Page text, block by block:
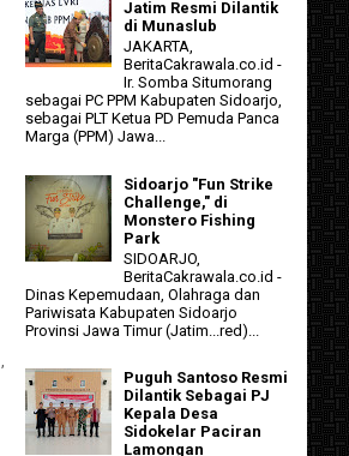
Jatim Resmi Dilantik
di Munaslub
JAKARTA,
BeritaCakrawala.co.id -
Ir. Somba Situmorang
sebagai PC PPM Kabupaten Sidoarjo,
sebagai PLT Ketua PD Pemuda Panca
Marga (PPM) Jawa...
Sidoarjo "Fun Strike
Challenge," di
Monstero Fishing
Park
SIDOARJO,
BeritaCakrawala.co.id -
Dinas Kepemudaan, Olahraga dan
Pariwisata Kabupaten Sidoarjo
Provinsi Jawa Timur (Jatim...red)...
Puguh Santoso Resmi
Dilantik Sebagai PJ
Kepala Desa
Sidokelar Paciran
Lamongan